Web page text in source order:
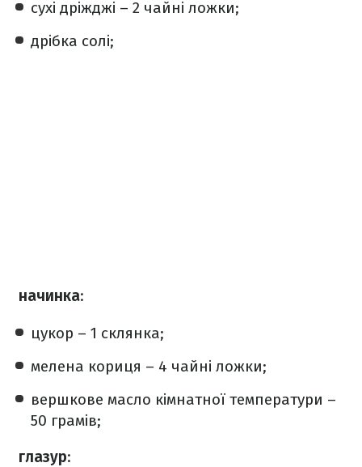
сухі дріжджі – 2 чайні ложки;
дрібка солі;
начинка:
цукор – 1 склянка;
мелена кориця – 4 чайні ложки;
вершкове масло кімнатної температури –
50 грамів;
глазур: